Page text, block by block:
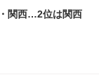
関西…2位は関西